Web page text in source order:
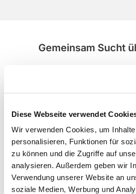
Diese Webseite verwendet
Wir verwenden Cookies, um
personalisieren, Funktionen für
zu können und die Zugriffe auf
analysieren. Außerdem geben wir
Verwendung unserer Website an
soziale Medien, Werbung und
Gemeinsam Sucht